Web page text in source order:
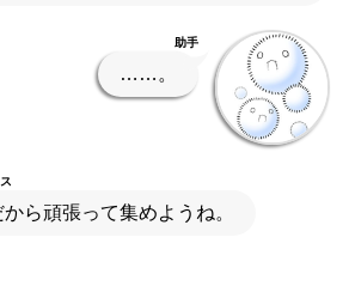
助手
……。
から頑張って集めようね。